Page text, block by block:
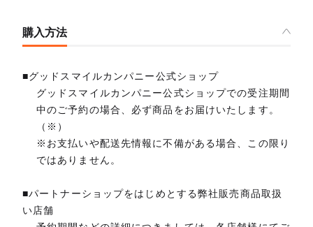
購入方法
■グッドスマイルカンパニー公式ショップ
グッドスマイルカンパニー公式ショップでの受注期間
中のご予約の場合、必ず商品をお届けいたします。
（※）
※お支払いや配送先情報に不備がある場合、この限り
ではありません。
■パートナーショップをはじめとする弊社販売商品取扱
い店舗